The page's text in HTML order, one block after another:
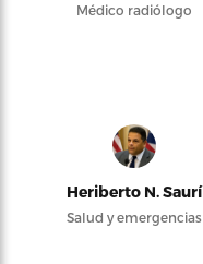
Médico radiólogo
Heriberto N. Saurí
Salud y emergencias